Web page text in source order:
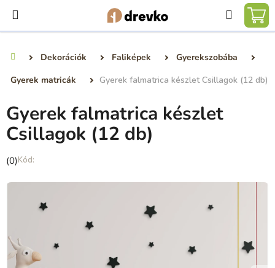
fő
Dekorációk Faliképek
Gyerekszobába
Gyerek matricák
Gyerek falmatrica készlet Csillagok (12 db)
Gyerek falmatrica készlet
Csillagok (12 db)
A
átlagos
0,0
csillag.
(0)